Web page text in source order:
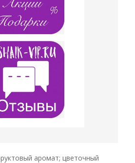
аромат; цветочный